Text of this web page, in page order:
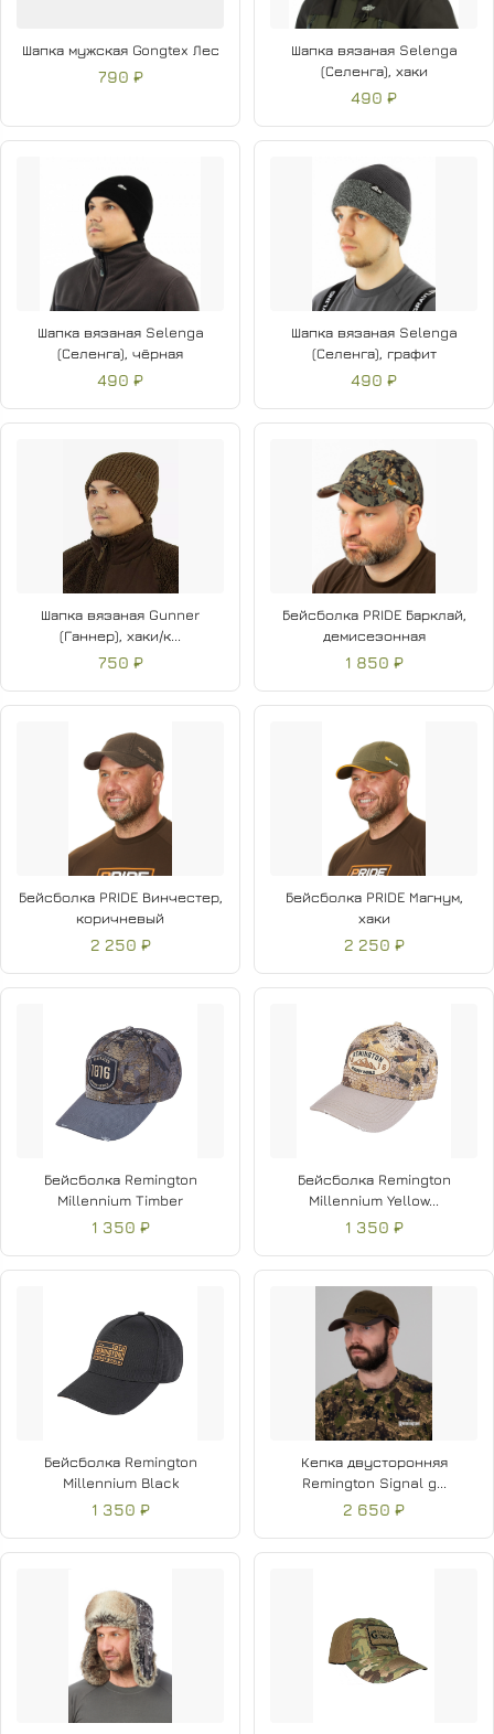
Шапка мужская Gongtex Лес
790 ₽
Шапка вязаная Selenga
(Селенга), хаки
490 ₽
Шапка вязаная Selenga
(Селенга), чёрная
490 ₽
Шапка вязаная Selenga
(Селенга), графит
490 ₽
Шапка вязаная Gunner
(Ганнер), хаки/к...
750 ₽
Бейсболка PRIDE Барклай,
демисезонная
1 850 ₽
Бейсболка PRIDE Винчестер,
коричневый
2 250 ₽
Бейсболка PRIDE Магнум,
хаки
2 250 ₽
Бейсболка Remington
Millennium Timber
1 350 ₽
Бейсболка Remington
Millennium Yellow...
1 350 ₽
Бейсболка Remington
Millennium Black
1 350 ₽
Кепка двусторонняя
Remington Signal g...
2 650 ₽